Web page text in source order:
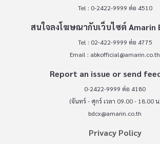
Tel : 0-2422-9999 ต่อ 4510
สนใจลงโฆษณากับเว็บไซต์ Amarin
Tel : 02-422-9999 ต่อ 4775
Email : abkofficial@amarin.co.th
Report an issue or send
0-2422-9999 ต่อ 4180
(จันทร์ - ศุกร์ เวลา 09.00 - 18.00 น
bdcx@amarin.co.th
Privacy Policy